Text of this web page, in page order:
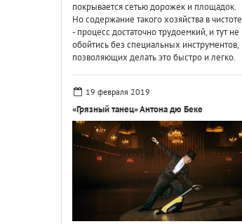
покрывается сетью дорожек и площадок.
Но содержание такого хозяйства в чистоте
- процесс достаточно трудоемкий, и тут не
обойтись без специальных инструментов,
позволяющих делать это быстро и легко.
19 февраля 2019
«Грязный танец» Антона дю Беке